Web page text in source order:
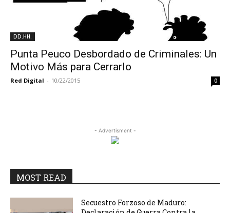
DD.HH.
Punta Peuco Desbordado de Criminales: Un
Motivo Más para Cerrarlo
Red Digital - 10/22/2015 0
- Advertisment -
MOST READ
Secuestro Forzoso de Maduro: